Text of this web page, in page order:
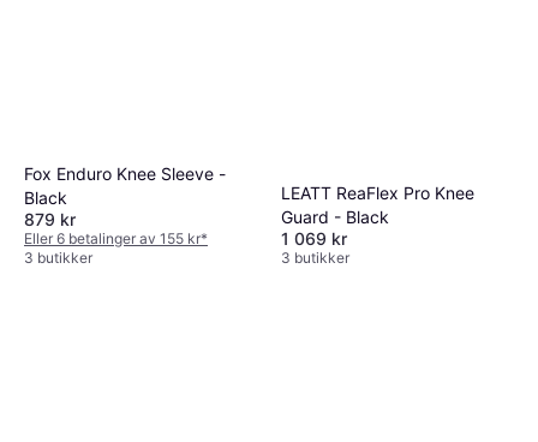
Fox Enduro Knee Sleeve -
Black
879 kr
Eller 6 betalinger av 155 kr*
3 butikker
LEATT ReaFlex Pro Knee
Guard - Black
1 069 kr
3 butikker